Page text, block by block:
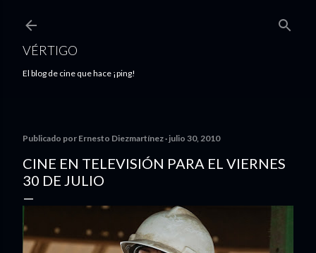
VÉRTIGO
El blog de cine que hace ¡ping!
Publicado por Ernesto Diezmartínez julio 30, 2010
CINE EN TELEVISIÓN PARA EL VIERNES
30 DE JULIO